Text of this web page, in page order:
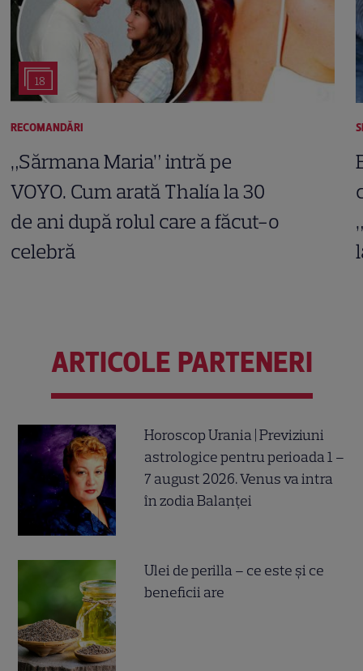
18
RECOMANDĂRI
„Sărmana Maria” intră pe
VOYO. Cum arată Thalía la 30
de ani după rolul care a făcut-o
celebră
ARTICOLE PARTENERI
Horoscop Urania | Previziuni
astrologice pentru perioada 1 –
7 august 2026. Venus va intra
în zodia Balanței
Ulei de perilla – ce este și ce
beneficii are